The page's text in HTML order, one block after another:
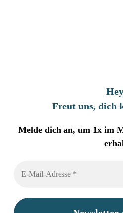
Freut uns, dich
Melde dich an, um 1x im